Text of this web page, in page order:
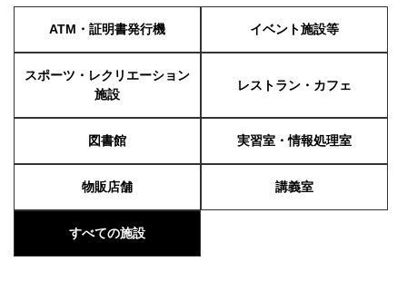
ATM・証明書発行機 イベント施設等
スポーツ・レクリエーション
施設
レストラン・カフェ
図書館 実習室・情報処理室
物販店舗 講義室
すべての施設